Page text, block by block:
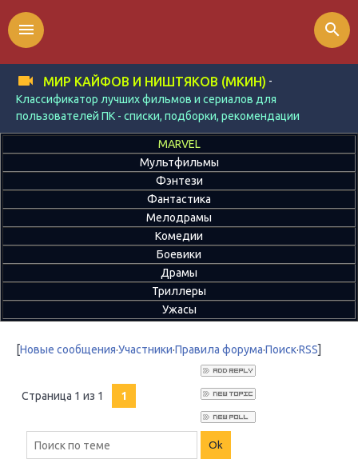
МИР КАЙФОВ И НИШТЯКОВ (МКИН) -
Классификатор лучших фильмов и сериалов для
пользователей ПК - списки, подборки, рекомендации
menu search
MARVEL
Мультфильмы
Фэнтези
Фантастика
Мелодрамы
Комедии
Боевики
Драмы
Триллеры
Ужасы
[Новые сообщения·Участники·Правила форума·Поиск·RSS]
Страница 1 из 1 1